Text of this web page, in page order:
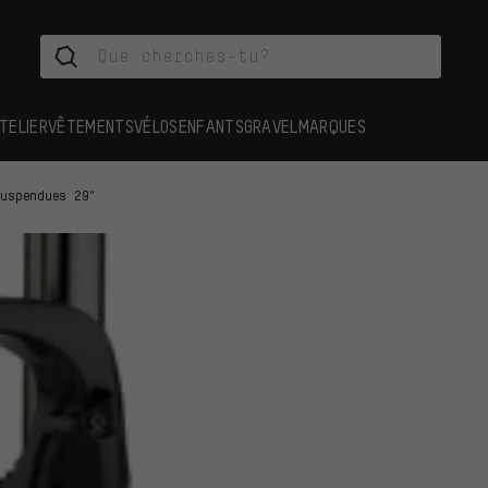
VÊTEMENTSVÉLOSENFANTSGRAVEL MARQUES
29"